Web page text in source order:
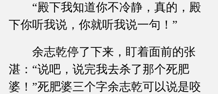
“殿下我知道你不冷静，真的，殿
下你听我说，你就听我说一句！”
余志乾停了下来，盯着面前的张
湛：“说吧，说完我去杀了那个死肥
婆！”死肥婆三个字余志乾可以说是咬